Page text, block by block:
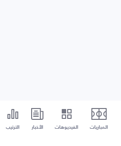
المباريات الفيديوهات الأخبار الترتيب